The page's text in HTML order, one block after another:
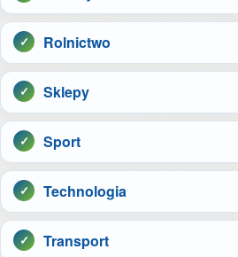
Rolnictwo
Sklepy
Sport
Technologia
Transport